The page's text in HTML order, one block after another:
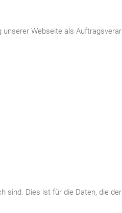
Webseite als
Dies ist für die Daten, die